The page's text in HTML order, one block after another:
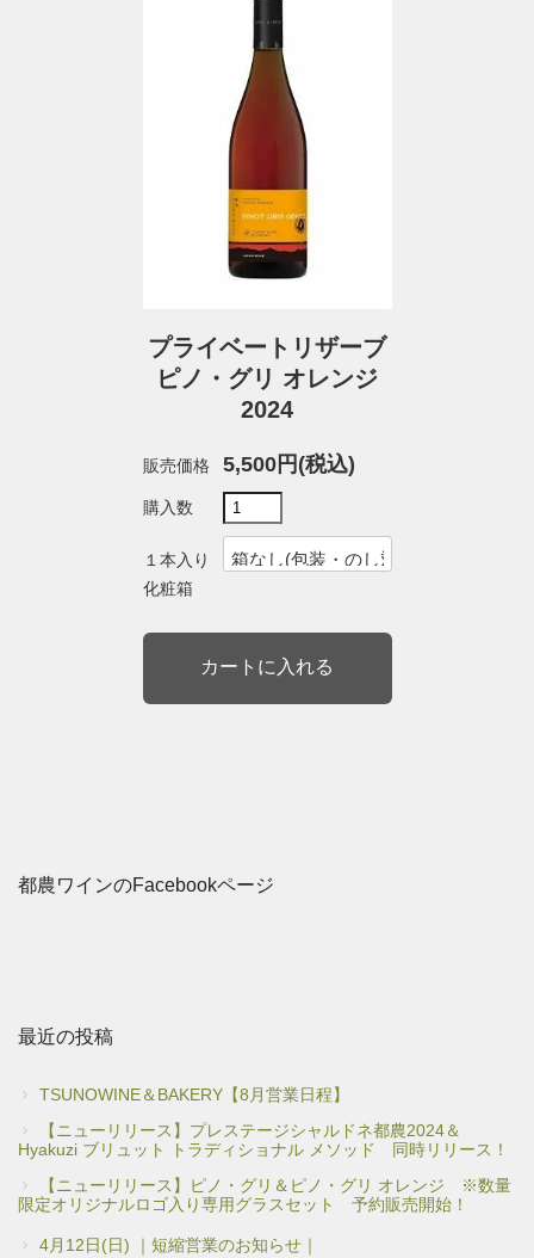
プライベートリザーブ
ピノ・グリ オレンジ
2024
販売価格 5,500円(税込)
購入数
１本入り
化粧箱
都農ワインのFacebookページ
最近の投稿
TSUNOWINE＆BAKERY【8月営業日程】
【ニューリリース】プレステージシャルドネ都農2024＆
Hyakuzi ブリュット トラディショナル メソッド 同時リリース！
【ニューリリース】ピノ・グリ＆ピノ・グリ オレンジ ※数量
限定オリジナルロゴ入り専用グラスセット 予約販売開始！
4月12日(日) ｜短縮営業のお知らせ｜